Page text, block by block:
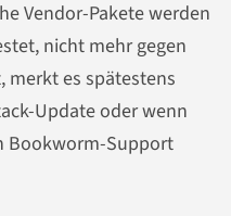
Vendor-Pakete werden
nicht mehr gegen
merkt es spätestens
Update oder wenn
Bookworm-Support